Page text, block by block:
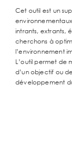
Cet outil est un
intrants, extrants,
cherchons à
l’environnement
L’outil permet de
d’un objectif ou
développement